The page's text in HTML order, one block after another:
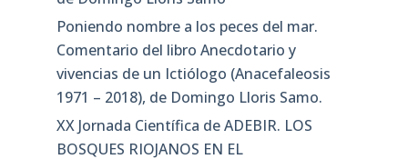
Poniendo nombre a los peces del mar.
Comentario del libro Anecdotario y
vivencias de un Ictiólogo (Anacefaleosis
1971 – 2018), de Domingo Lloris Samo.
XX Jornada Científica de ADEBIR. LOS
BOSQUES RIOJANOS EN EL